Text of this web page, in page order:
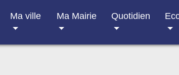
Ma ville Ma Mairie Quotidien